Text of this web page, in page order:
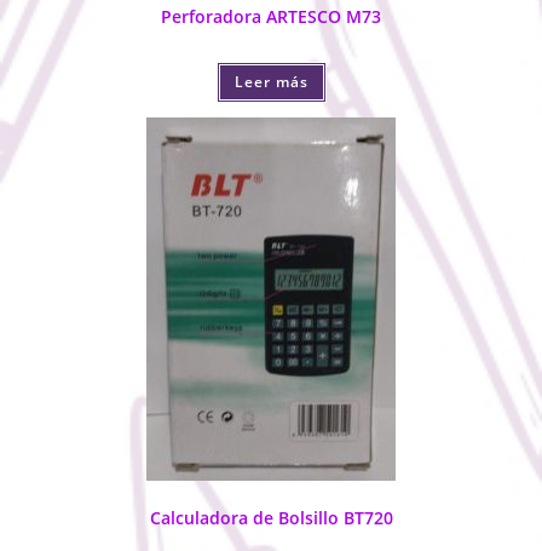
Perforadora ARTESCO M73
Leer más
Calculadora de Bolsillo BT720